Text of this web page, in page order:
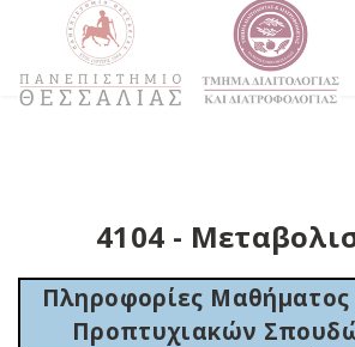
4104 -
Πληροφορίες
Προπτυχιακών